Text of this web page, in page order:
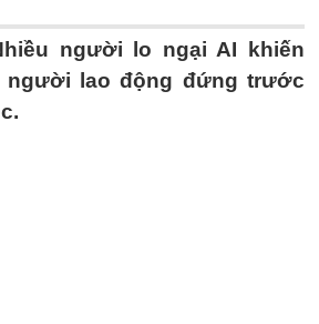
người lo ngại AI khiến
người lao động đứng trước